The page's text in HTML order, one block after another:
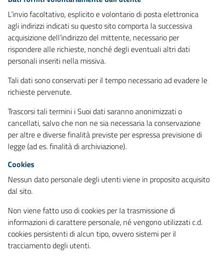
L’invio facoltativo, esplicito e volontario di posta elettronica
agli indirizzi indicati su questo sito comporta la successiva
acquisizione dell’indirizzo del mittente, necessario per
rispondere alle richieste, nonché degli eventuali altri dati
personali inseriti nella missiva.
Tali dati sono conservati per il tempo necessario ad evadere le
richieste pervenute.
Trascorsi tali termini i Suoi dati saranno anonimizzati o
cancellati, salvo che non ne sia necessaria la conservazione
per altre e diverse finalità previste per espressa previsione di
legge (ad es. finalità di archiviazione).
Cookies
Nessun dato personale degli utenti viene in proposito acquisito
dal sito.
Non viene fatto uso di cookies per la trasmissione di
informazioni di carattere personale, né vengono utilizzati c.d.
cookies persistenti di alcun tipo, ovvero sistemi per il
tracciamento degli utenti.